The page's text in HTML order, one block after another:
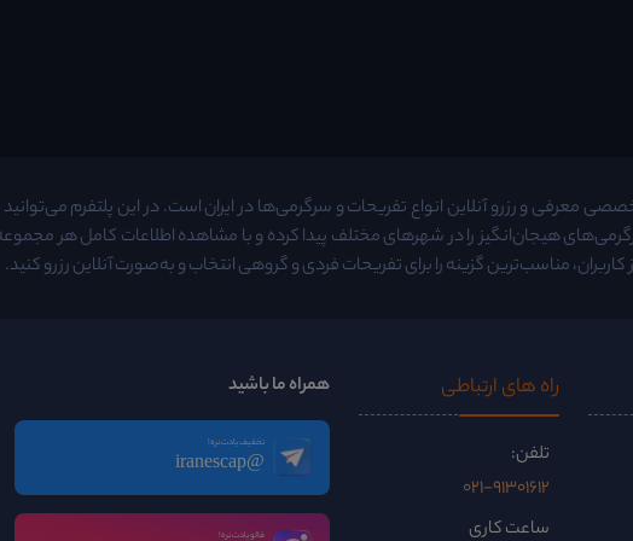
معرفی و رزرو آنلاین انواع تفریحات و سرگرمی‌ها در ایران است. در این پلتفرم می‌توانید
هیجان‌انگیز را در شهرهای مختلف پیدا کرده و با مشاهده اطلاعات کامل هر
مناسب‌ترین گزینه را برای تفریحات فردی و گروهی انتخاب و به‌صورت آنلاین رزرو کنید.
راه ‌های ارتباطی
تلفن:
021-91301612
ساعت کاری
همراه ما باشید
تخفیف یادت نره!
@iranescap
فالو یادت نره!